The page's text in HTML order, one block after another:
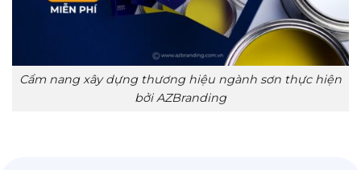
Cẩm nang xây dựng thương hiệu ngành sơn thực hiện
bởi AZBranding